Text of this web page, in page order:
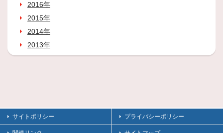
2016年
2015年
2014年
2013年
サイトポリシー プライバシーポリシー